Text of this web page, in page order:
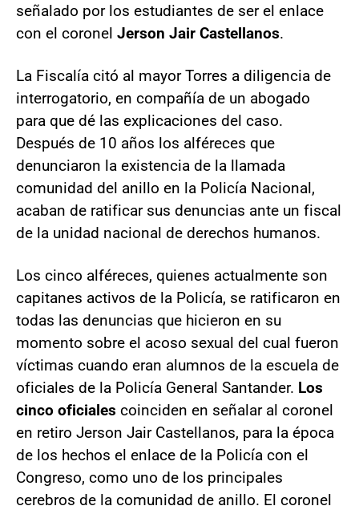
señalado por los estudiantes de ser el enlace
con el coronel Jerson Jair Castellanos.
La Fiscalía citó al mayor Torres a diligencia de
interrogatorio, en compañía de un abogado
para que dé las explicaciones del caso.
Después de 10 años los alféreces que
denunciaron la existencia de la llamada
comunidad del anillo en la Policía Nacional,
acaban de ratificar sus denuncias ante un fiscal
de la unidad nacional de derechos humanos.
Los cinco alféreces, quienes actualmente son
capitanes activos de la Policía, se ratificaron en
todas las denuncias que hicieron en su
momento sobre el acoso sexual del cual fueron
víctimas cuando eran alumnos de la escuela de
oficiales de la Policía General Santander. Los
cinco oficiales coinciden en señalar al coronel
en retiro Jerson Jair Castellanos, para la época
de los hechos el enlace de la Policía con el
Congreso, como uno de los principales
cerebros de la comunidad de anillo. El coronel